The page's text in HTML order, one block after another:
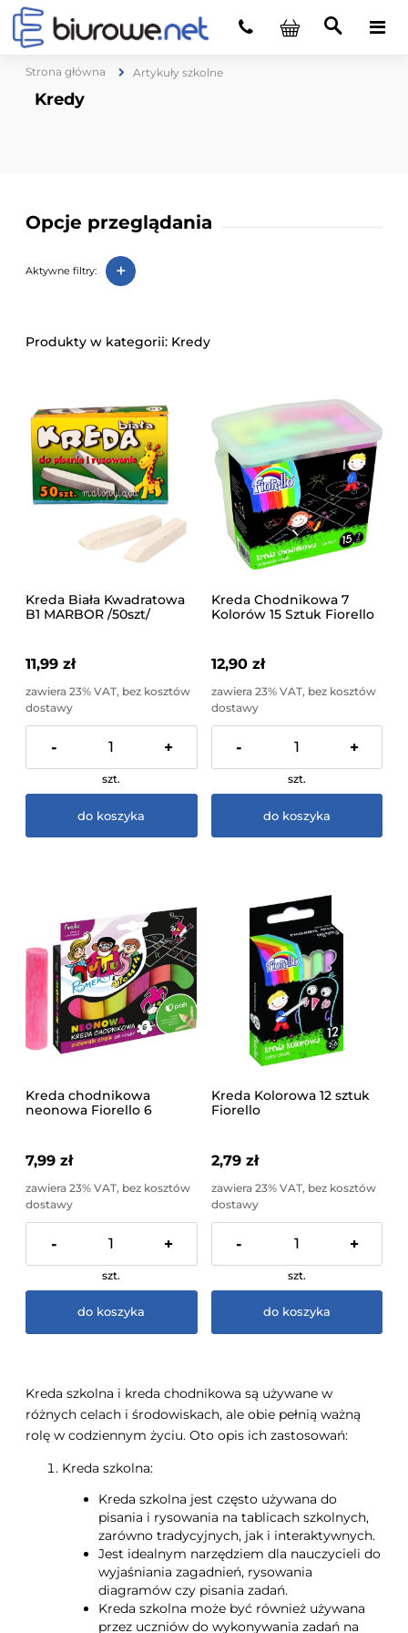
Strona główna Artykuły szkolne
Kredy
Opcje przeglądania
Aktywne filtry: +
Kredy
Kreda Biała Kwadratowa
B1 MARBOR /50szt/
11,99 zł
zawiera 23% VAT, bez kosztów
dostawy
- +
szt.
do koszyka
Kreda Chodnikowa 7
Kolorów 15 Sztuk Fiorello
12,90 zł
zawiera 23% VAT, bez kosztów
dostawy
- +
szt.
do koszyka
Kreda chodnikowa
neonowa Fiorello 6
7,99 zł
zawiera 23% VAT, bez kosztów
dostawy
- +
szt.
do koszyka
Kreda Kolorowa 12 sztuk
Fiorello
2,79 zł
zawiera 23% VAT, bez kosztów
dostawy
- +
szt.
do koszyka
Kreda szkolna i kreda chodnikowa są używane w
różnych celach i środowiskach, ale obie pełnią ważną
rolę w codziennym życiu. Oto opis ich zastosowań:
Kreda szkolna:
Kreda szkolna jest często używana do
pisania i rysowania na tablicach szkolnych,
zarówno tradycyjnych, jak i interaktywnych.
Jest idealnym narzędziem dla nauczycieli do
wyjaśniania zagadnień, rysowania
diagramów czy pisania zadań.
Kreda szkolna może być również używana
przez uczniów do wykonywania zadań na